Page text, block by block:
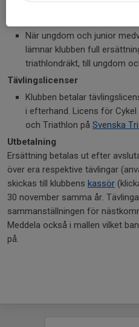
När ungdom och junior
lämnar klubben full
triathlondräkt, till ungdom
Tävlingslicenser
Klubben betalar
i efterhand. Licens för
och Triathlon på Svenska
Utbetalning
Ersättning betalas ut efter
över era respektive tävlingar
skickas till klubbens kassör
30 november samma år.
sammanställningen för
Meddela också i mallen vilket
på.